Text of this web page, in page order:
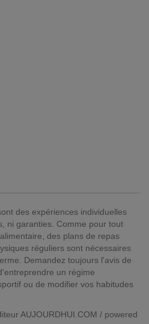
des expériences individuelles
ni garanties. Comme pour tout
des plans de repas
réguliers sont nécessaires
Demandez toujours l'avis de
un régime
ou de modifier vos habitudes
AUJOURDHUI.COM / powered